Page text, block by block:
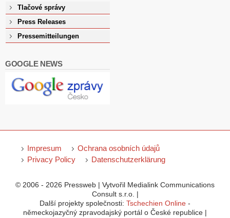
Tlačové správy
Press Releases
Pressemitteilungen
GOOGLE NEWS
Impresum
Ochrana osobních údajů
Privacy Policy
Datenschutzerklärung
© 2006 - 2026 Pressweb | Vytvořil Medialink Communications
Consult s.r.o. |
Další projekty společnosti: Tschechien Online -
německojazyčný zpravodajský portál o České republice |